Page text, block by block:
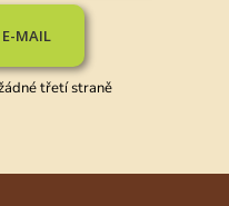
E-MAIL
třetí straně